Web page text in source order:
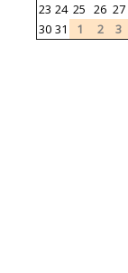
23 24 25 26 27
30 31 1 2 3